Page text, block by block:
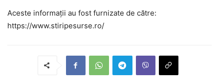
Aceste informații au fost furnizate de către:
https://www.stiripesurse.ro/